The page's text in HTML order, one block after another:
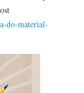
do-material-